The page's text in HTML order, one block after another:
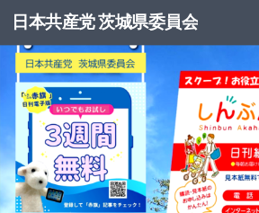
コンテンツへスキップ
日本共産党 茨城県委員会